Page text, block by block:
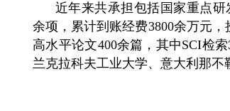
近年来共承担包括国家重点
余项，累计到账经费3800余万元
高水平论文400余篇，其中SCI检
兰克拉科夫工业大学、意大利那不